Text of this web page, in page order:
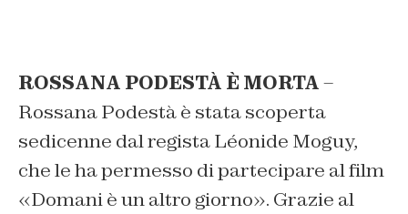
ROSSANA PODESTÀ È MORTA–
Rossana Podestà è stata scoperta
sedicenne dal regista Léonide Moguy,
che le ha permesso di partecipare al film
«Domani è un altro giorno». Grazie al